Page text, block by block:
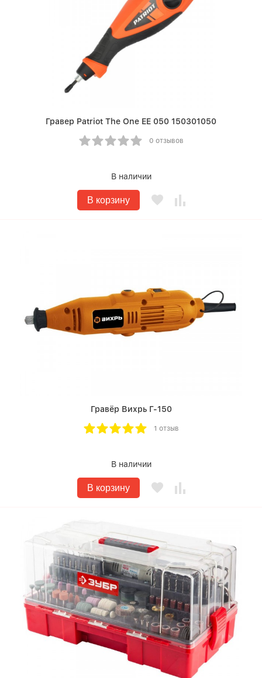
Гравер Patriot The One EE 050 150301050
0 отзывов
В наличии
В корзину
Гравёр Вихрь Г-150
1 отзыв
В наличии
В корзину